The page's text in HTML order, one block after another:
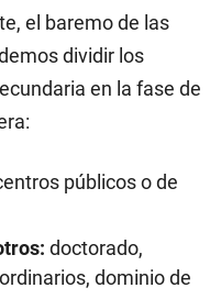
el baremo de las
dividir los
en la fase de
públicos o de
doctorado,
dominio de